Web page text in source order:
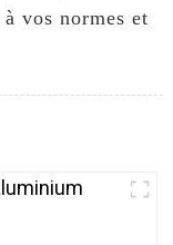
vos normes et